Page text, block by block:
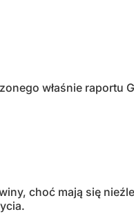
właśnie
choć mają się